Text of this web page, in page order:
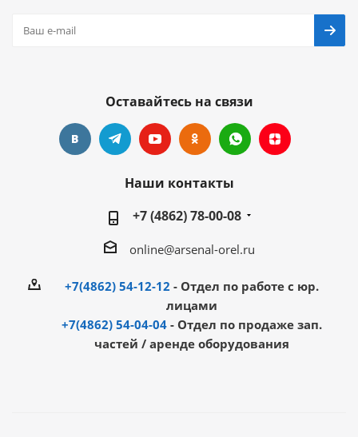
Оставайтесь на связи
Наши контакты
+7 (4862) 78-00-08
online@arsenal-orel.ru
+7(4862) 54-12-12 - Отдел по работе с юр.
лицами
+7(4862) 54-04-04 - Отдел по продаже зап.
частей / аренде оборудования